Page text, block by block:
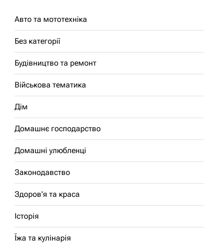
Авто та мототехніка
Без категорії
Будівництво та ремонт
Військова тематика
Дім
Домашнє господарство
Домашні улюбленці
Законодавство
Здоров'я та краса
Історія
Їжа та кулінарія